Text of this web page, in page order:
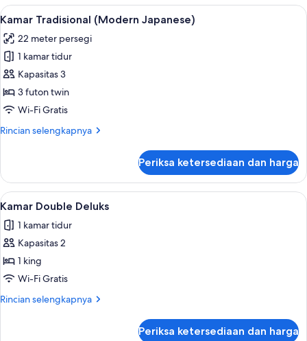
Twin
Deluks
Sofa
bed)
Lihat
semua
foto
untuk
Kamar
Tradisional
(Modern
Kamar Tradisional (Modern
7
Kamar Tradisional (Modern Japanese)
22 meter persegi
1 kamar tidur
Kapasitas 3
3 futon twin
Wi-Fi Gratis
Rincian selengkapnya
Rincian
Kamar
Tradisional
(Modern
Periksa ketersediaan dan harga
Lihat
semua
foto
untuk
Kamar
Double
Deluks
Kamar Double Deluks | Brankas,
5
Kamar Double Deluks
1 kamar tidur
Kapasitas 2
1 king
Wi-Fi Gratis
Rincian selengkapnya
Rincian
Periksa ketersediaan dan harga